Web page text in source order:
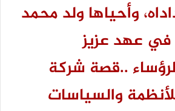
وأحياها ولد محمد
عهد عزيز
..قصة شركة
والسياسات